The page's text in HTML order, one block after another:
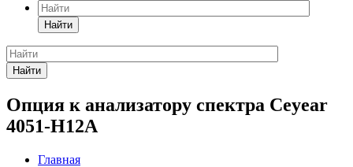
Найти
Найти
Опция к анализатору спектра Ceyear
4051-H12A
Главная